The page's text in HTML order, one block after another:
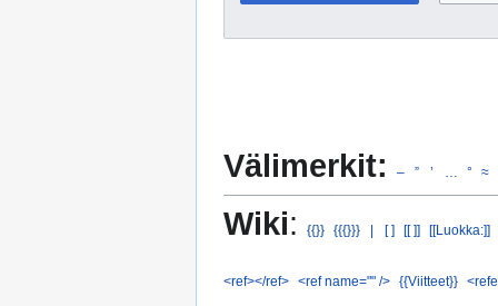
Välimerkit: – ” ’ ° ≈
Wiki: {{}} {{{}}} | [ ] [[ ]] [[Luokka:]]
<ref></ref> <ref name="" /> {{Viitteet}}